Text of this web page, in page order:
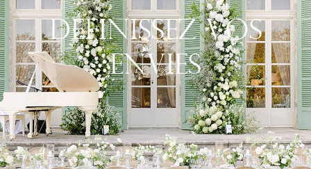
Définissez Vos
Envies